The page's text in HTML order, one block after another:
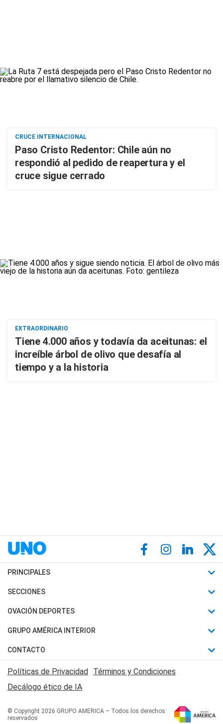
CRUCE INTERNACIONAL
Paso Cristo Redentor: Chile aún no
respondió al pedido de reapertura y el
cruce sigue cerrado
EXTRAORDINARIO
Tiene 4.000 años y todavía da aceitunas: el
increíble árbol de olivo que desafía al
tiempo y a la historia
PRINCIPALES
Últimas Noticias
Política
Judiciales
Economia
SECCIONES
Horóscopo
Motores
Trucos caseros
Series y Películas
Edictos y Solicitadas
OVACIÓN DEPORTES
Fútbol
Mundial
Automovilismo
Rugby
Básquet
GRUPO AMÉRICA INTERIOR
Canal 7 en Vivo
San Juan 8
CONTACTO
Acerca de Nosotros
Contactanos
Políticas de Privacidad Términos y Condiciones
Decálogo ético de IA
© Copyright 2026 GRUPO AMERICA – Todos los derechos
reservados